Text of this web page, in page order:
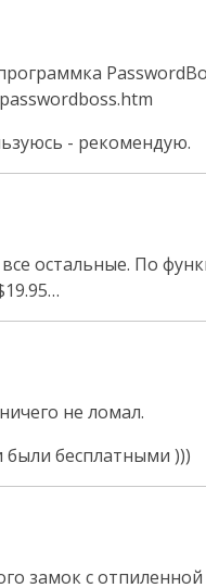
- рекомендую.
остальные. По
не ломал.
бесплатными )))
замок с